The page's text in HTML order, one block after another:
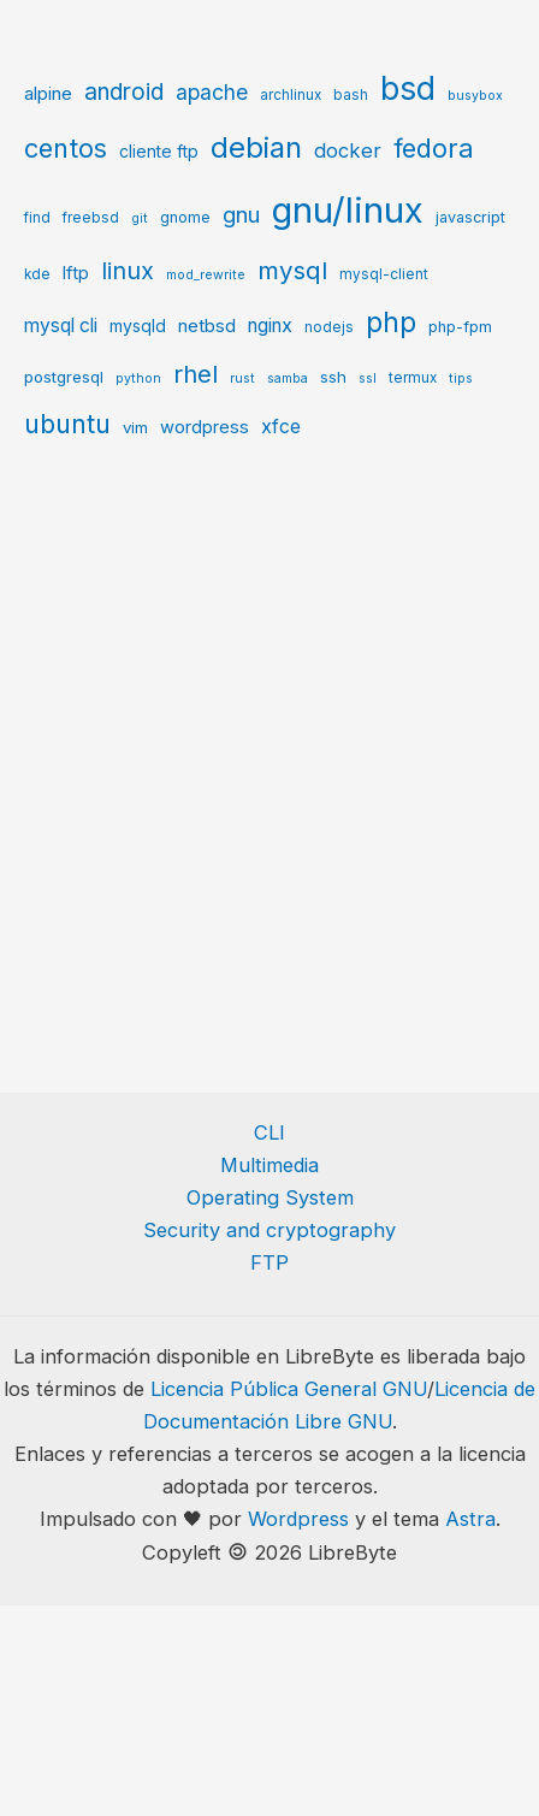
alpine android apache archlinux bash bsd busybox
centos cliente ftp debian docker fedora
find freebsd git gnome gnu gnu/linux javascript
kde lftp linux mod_rewrite mysql mysql-client
mysql cli mysqld netbsd nginx nodejs php php-fpm
postgresql python rhel rust samba ssh ssl termux tips
ubuntu vim wordpress xfce
CLI
Multimedia
Operating System
Security and cryptography
FTP
La información disponible en LibreByte es liberada bajo
los términos de Licencia Pública General GNU/Licencia de
Documentación Libre GNU.
Enlaces y referencias a terceros se acogen a la licencia
adoptada por terceros.
Impulsado con 🖤 por Wordpress y el tema Astra.
Copyleft 🄯 2026 LibreByte